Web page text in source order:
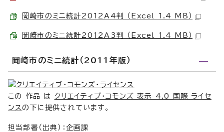
岡崎市のミニ統計2012A4判 （Excel 1.4 MB）
岡崎市のミニ統計2012A3判 （Excel 1.4 MB）
岡崎市のミニ統計（2011年版）
この 作品 は クリエイティブ・コモンズ 表示 4.0 国際 ライセ
ンスの下に提供されています。
担当部署（出典）：企画課